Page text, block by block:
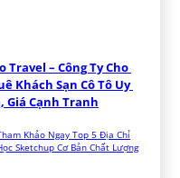
Travel – Công Ty Cho
Khách Sạn Cô Tô Uy
Giá Cạnh Tranh